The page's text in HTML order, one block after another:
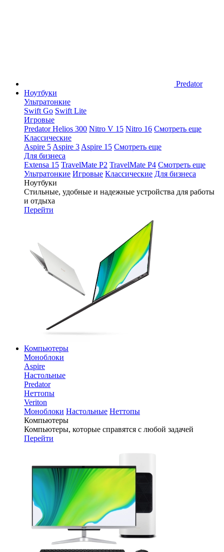
Predator
Ноутбуки
Ультратонкие
Swift Go Swift Lite
Игровые
Predator Helios 300 Nitro V 15 Nitro 16 Смотреть еще
Классические
Aspire 5 Aspire 3 Aspire 15 Смотреть еще
Для бизнеса
Extensa 15 TravelMate P2 TravelMate P4 Смотреть еще
Ультратонкие Игровые Классические Для бизнеса
Ноутбуки
Стильные, удобные и надежные устройства для работы
и отдыха
Перейти
Компьютеры
Моноблоки
Aspire
Настольные
Predator
Неттопы
Veriton
Моноблоки Настольные Неттопы
Компьютеры
Компьютеры, которые справятся с любой задачей
Перейти